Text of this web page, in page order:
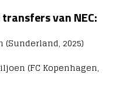
van NEC:
(Sunderland, 2025)
(FC Kopenhagen,